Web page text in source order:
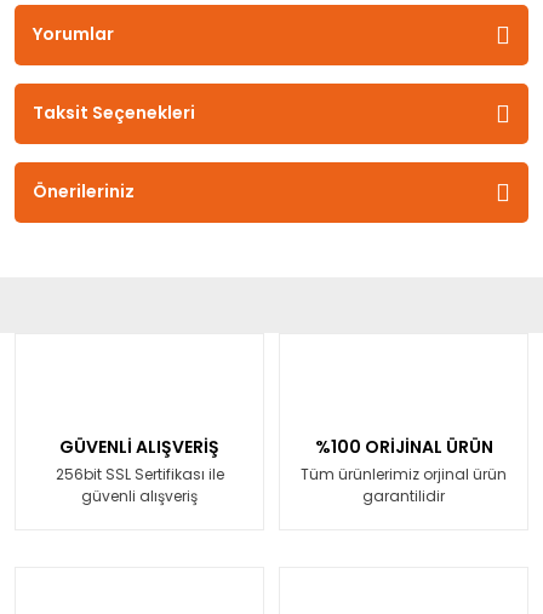
Yorumlar
Taksit Seçenekleri
Önerileriniz
GÜVENLİ ALIŞVERİŞ
256bit SSL Sertifikası ile
güvenli alışveriş
%100 ORİJİNAL ÜRÜN
Tüm ürünlerimiz orjinal ürün
garantilidir